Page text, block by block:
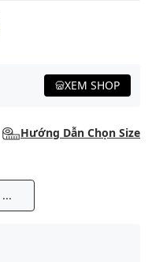
XEM SHOP
Hướng Dẫn Chọn Size
...